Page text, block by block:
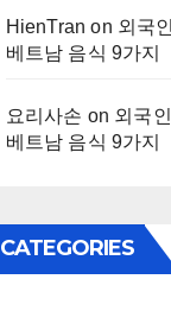
HienTran on 외국
베트남 음식 9가지
요리사손 on 외국
베트남 음식 9가지
CATEGORIES